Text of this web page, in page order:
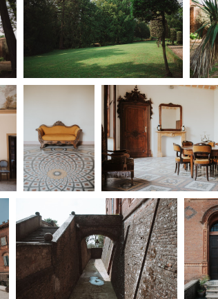
Privacy Cookie policy Whistleblowing